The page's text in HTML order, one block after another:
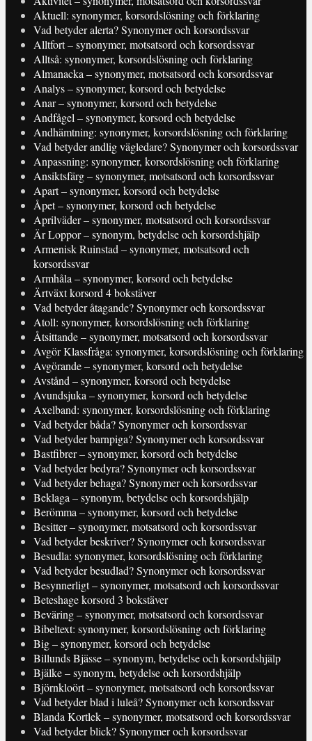
Aktuell: synonymer, korsordslösning och förklaring
Vad betyder alerta? Synonymer och korsordssvar
Alltfort – synonymer, motsatsord och korsordssvar
Alltså: synonymer, korsordslösning och förklaring
Almanacka – synonymer, motsatsord och korsordssvar
Analys – synonymer, korsord och betydelse
Anar – synonymer, korsord och betydelse
Andfågel – synonymer, korsord och betydelse
Andhämtning: synonymer, korsordslösning och förklaring
Vad betyder andlig vägledare? Synonymer och korsordssvar
Anpassning: synonymer, korsordslösning och förklaring
Ansiktsfärg – synonymer, motsatsord och korsordssvar
Apart – synonymer, korsord och betydelse
Åpet – synonymer, korsord och betydelse
Aprilväder – synonymer, motsatsord och korsordssvar
Är Loppor – synonym, betydelse och korsordshjälp
Armenisk Ruinstad – synonymer, motsatsord och
korsordssvar
Armhåla – synonymer, korsord och betydelse
Ärtväxt korsord 4 bokstäver
Vad betyder åtagande? Synonymer och korsordssvar
Atoll: synonymer, korsordslösning och förklaring
Åtsittande – synonymer, motsatsord och korsordssvar
Avgör Klassfråga: synonymer, korsordslösning och förklaring
Avgörande – synonymer, korsord och betydelse
Avstånd – synonymer, korsord och betydelse
Avundsjuka – synonymer, korsord och betydelse
Axelband: synonymer, korsordslösning och förklaring
Vad betyder båda? Synonymer och korsordssvar
Vad betyder barnpiga? Synonymer och korsordssvar
Bastfibrer – synonymer, korsord och betydelse
Vad betyder bedyra? Synonymer och korsordssvar
Vad betyder behaga? Synonymer och korsordssvar
Beklaga – synonym, betydelse och korsordshjälp
Berömma – synonymer, korsord och betydelse
Besitter – synonymer, motsatsord och korsordssvar
Vad betyder beskriver? Synonymer och korsordssvar
Besudla: synonymer, korsordslösning och förklaring
Vad betyder besudlad? Synonymer och korsordssvar
Besynnerligt – synonymer, motsatsord och korsordssvar
Beteshage korsord 3 bokstäver
Beväring – synonymer, motsatsord och korsordssvar
Bibeltext: synonymer, korsordslösning och förklaring
Big – synonymer, korsord och betydelse
Billunds Bjässe – synonym, betydelse och korsordshjälp
Bjälke – synonym, betydelse och korsordshjälp
Björnkloört – synonymer, motsatsord och korsordssvar
Vad betyder blad i luleå? Synonymer och korsordssvar
Blanda Kortlek – synonymer, motsatsord och korsordssvar
Vad betyder blick? Synonymer och korsordssvar